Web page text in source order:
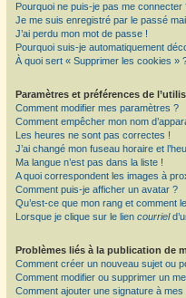
Pourquoi ne puis-je pas me connecter
Je me suis enregistré par le passé
J’ai perdu mon mot de passe !
Pourquoi suis-je automatiquement
À quoi sert « Supprimer les cookies »
Paramètres et préférences de
Comment modifier mes paramètres ?
Comment empêcher mon nom
Les heures ne sont pas correctes !
J’ai changé mon fuseau horaire et
Ma langue n’est pas dans la liste !
A quoi correspondent les images à
Comment puis-je afficher un avatar ?
Qu’est-ce que mon rang et comment
Lorsque je clique sur le lien courriel
Problèmes liés à la publication de
Comment créer un nouveau sujet ou
Comment modifier ou supprimer un
Comment ajouter une signature à